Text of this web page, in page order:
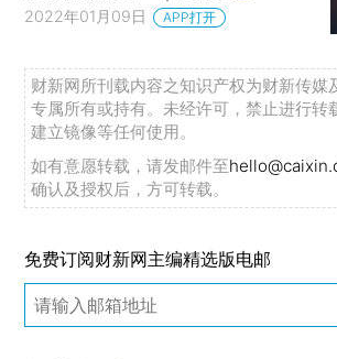
2022年01月09日 APP打开
财新网所刊载内容之知识产权为财新传媒
专属所有或持有。未经许可，禁止进行转
建立镜像等任何使用。
如有意愿转载，请发邮件至
确认及授权后，方可转载。
免费订阅财新网主编精选版电邮